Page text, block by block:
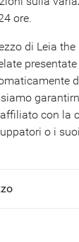
ore.
di Leia the
affiliato con la
o i